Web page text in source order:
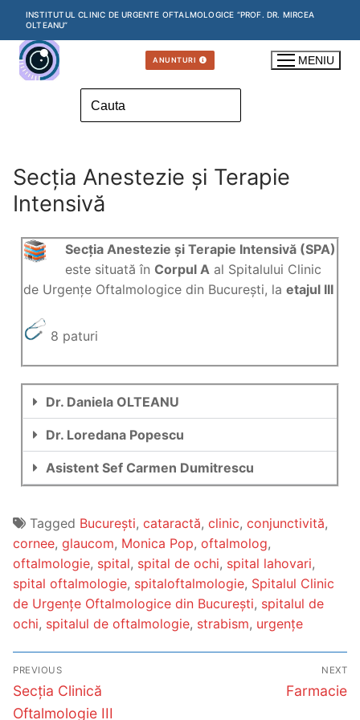
INSTITUTUL CLINIC DE URGENTE OFTALMOLOGICE “PROF. DR. MIRCEA
OLTEANU”
ANUNTURI MENIU
Secția Anestezie și Terapie
Intensivă
Secția Anestezie și Terapie Intensivă (SPA)
este situată în Corpul A al Spitalului Clinic
de Urgențe Oftalmologice din București, la etajul III
8 paturi
Dr. Daniela OLTEANU
Dr. Loredana Popescu
Asistent Sef Carmen Dumitrescu
Tagged București, cataractă, clinic, conjunctivită,
cornee, glaucom, Monica Pop, oftalmolog,
oftalmologie, spital, spital de ochi, spital lahovari,
spital oftalmologie, spitaloftalmologie, Spitalul Clinic
de Urgențe Oftalmologice din București, spitalul de
ochi, spitalul de oftalmologie, strabism, urgențe
PREVIOUS
Secția Clinică
Oftalmologie III
NEXT
Farmacie